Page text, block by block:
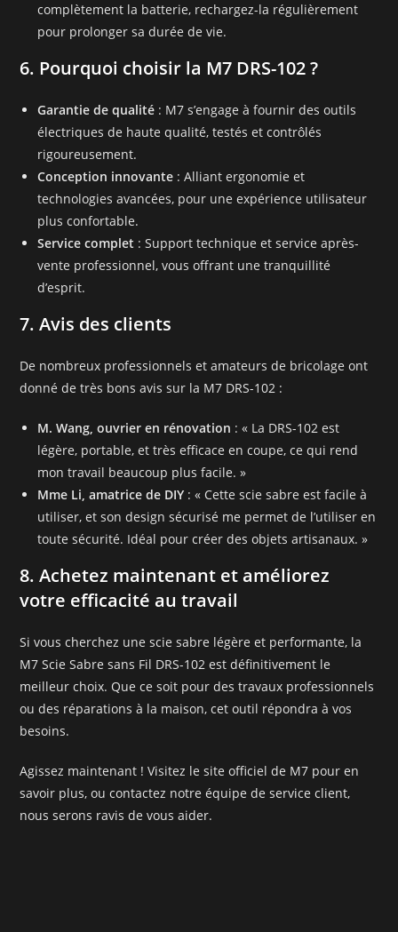
complètement la batterie, rechargez-la régulièrement
pour prolonger sa durée de vie.
6. Pourquoi choisir la M7 DRS-102 ?
Garantie de qualité : M7 s’engage à fournir des outils
électriques de haute qualité, testés et contrôlés
rigoureusement.
Conception innovante : Alliant ergonomie et
technologies avancées, pour une expérience utilisateur
plus confortable.
Service complet : Support technique et service après-
vente professionnel, vous offrant une tranquillité
d’esprit.
7. Avis des clients
De nombreux professionnels et amateurs de bricolage ont
donné de très bons avis sur la M7 DRS-102 :
M. Wang, ouvrier en rénovation : « La DRS-102 est
légère, portable, et très efficace en coupe, ce qui rend
mon travail beaucoup plus facile. »
Mme Li, amatrice de DIY : « Cette scie sabre est facile à
utiliser, et son design sécurisé me permet de l’utiliser en
toute sécurité. Idéal pour créer des objets artisanaux. »
8. Achetez maintenant et améliorez
votre efficacité au travail
Si vous cherchez une scie sabre légère et performante, la
M7 Scie Sabre sans Fil DRS-102 est définitivement le
meilleur choix. Que ce soit pour des travaux professionnels
ou des réparations à la maison, cet outil répondra à vos
besoins.
Agissez maintenant ! Visitez le site officiel de M7 pour en
savoir plus, ou contactez notre équipe de service client,
nous serons ravis de vous aider.